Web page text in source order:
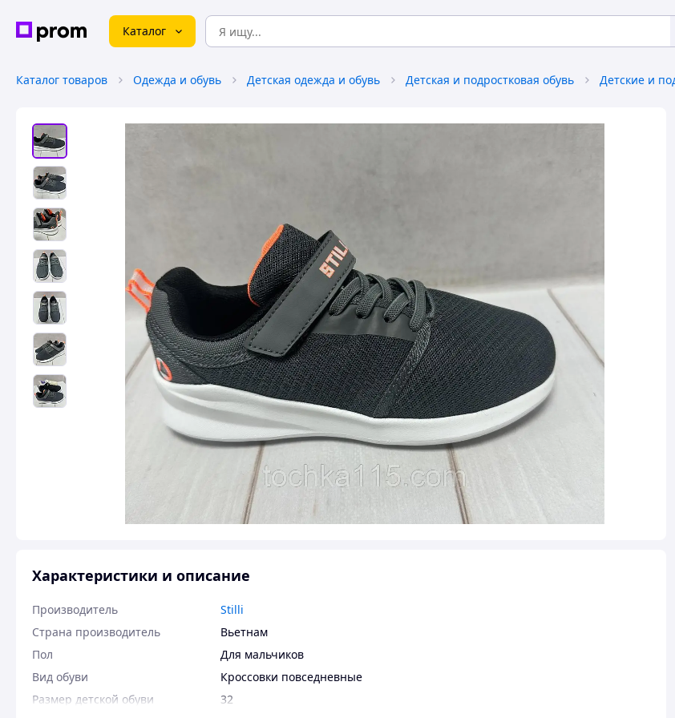
Каталог
Каталог товаров Одежда и обувь Детская одежда и обувь Детская и подростковая обувь
Характеристики и описание
Производитель
Stilli
Страна производитель
Вьетнам
Пол
Для мальчиков
Вид обуви
Кроссовки повседневные
Размер детской обуви
32